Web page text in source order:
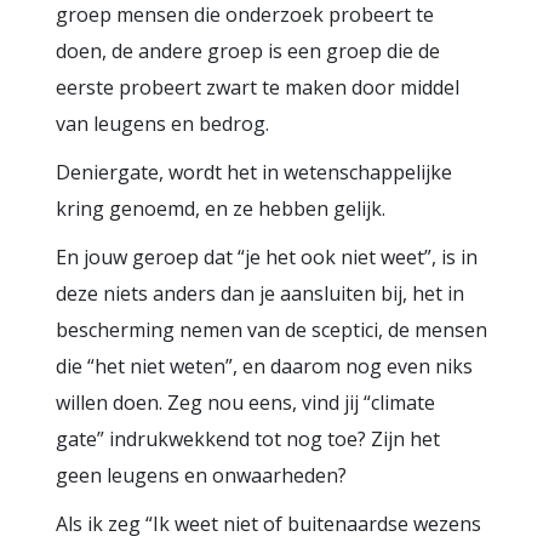
groep mensen die onderzoek probeert te
doen, de andere groep is een groep die de
eerste probeert zwart te maken door middel
van leugens en bedrog.
Deniergate, wordt het in wetenschappelijke
kring genoemd, en ze hebben gelijk.
En jouw geroep dat “je het ook niet weet”, is in
deze niets anders dan je aansluiten bij, het in
bescherming nemen van de sceptici, de mensen
die “het niet weten”, en daarom nog even niks
willen doen. Zeg nou eens, vind jij “climate
gate” indrukwekkend tot nog toe? Zijn het
geen leugens en onwaarheden?
Als ik zeg “Ik weet niet of buitenaardse wezens